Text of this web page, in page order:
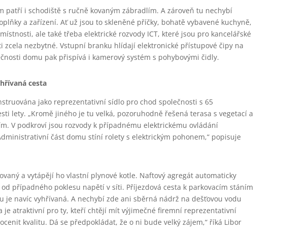
patří i schodiště s ručně kovaným zábradlím. A zároveň tu nechybí
a zařízení. Ať už jsou to skleněné příčky, bohatě vybavené kuchyně,
ale také třeba elektrické rozvody ICT, které jsou pro kancelářské
zcela nezbytné. Vstupní branku hlídají elektronické přístupové čipy na
domu pak přispívá i kamerový systém s pohybovými čidly.
cesta
jako reprezentativní sídlo pro chod společnosti s 65
lety. „Kromě jiného je tu velká, pozoruhodně řešená terasa s vegetací a
V podkroví jsou rozvody k případnému elektrickému ovládání
část domu stíní rolety s elektrickým pohonem,“ popisuje
a vytápějí ho vlastní plynové kotle. Naftový agregát automaticky
případného poklesu napětí v síti. Příjezdová cesta k parkovacím stáním
je navíc vyhřívaná. A nechybí zde ani sběrná nádrž na dešťovou vodu
je atraktivní pro ty, kteří chtějí mít výjimečné firemní reprezentativní
kvalitu. Dá se předpokládat, že o ni bude velký zájem,“ říká Libor